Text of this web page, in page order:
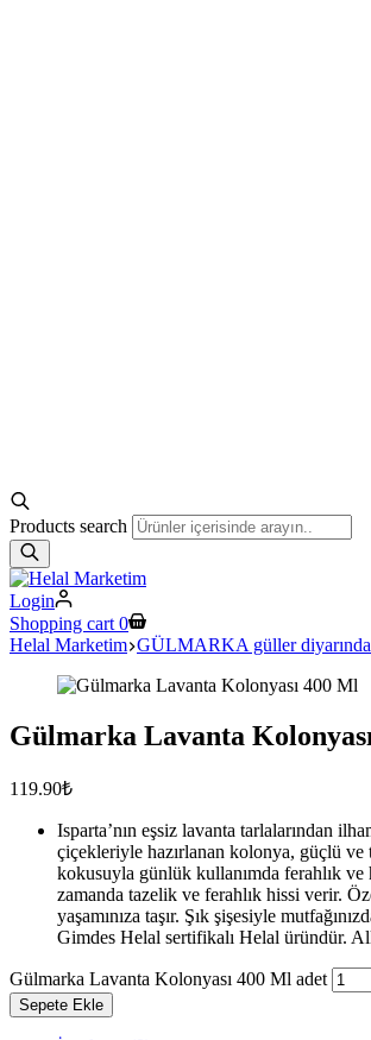
Products search
Login
Shopping cart 0
Helal Marketim GÜLMARKA güller
Gülmarka Lavanta
119.90₺
Isparta’nın eşsiz lavanta tarlalarından
çiçekleriyle hazırlanan kolonya, güçlü ve
kokusuyla günlük kullanımda ferahlık
zamanda tazelik ve ferahlık hissi verir.
yaşamınıza taşır. Şık şişesiyle
Gimdes Helal sertifikalı Helal üründür.
Gülmarka Lavanta Kolonyası 400 Ml adet
Sepete Ekle